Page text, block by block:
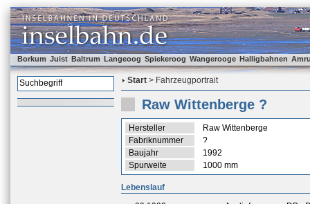
Borkum Juist Baltrum Langeoog Spiekeroog Wangerooge Halligbahnen
Start > Fahrzeugportrait
Raw Wittenberge ?
Hersteller
Raw Wittenberge
Fabriknummer
?
Baujahr
1992
Spurweite
1000 mm
Lebenslauf